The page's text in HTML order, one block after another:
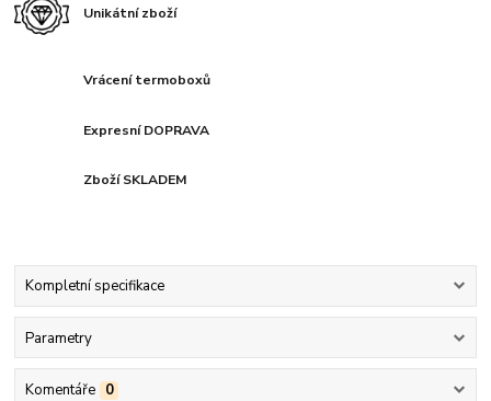
Unikátní zboží
Vrácení termoboxů
Expresní DOPRAVA
Zboží SKLADEM
Kompletní specifikace
Parametry
Komentáře 0